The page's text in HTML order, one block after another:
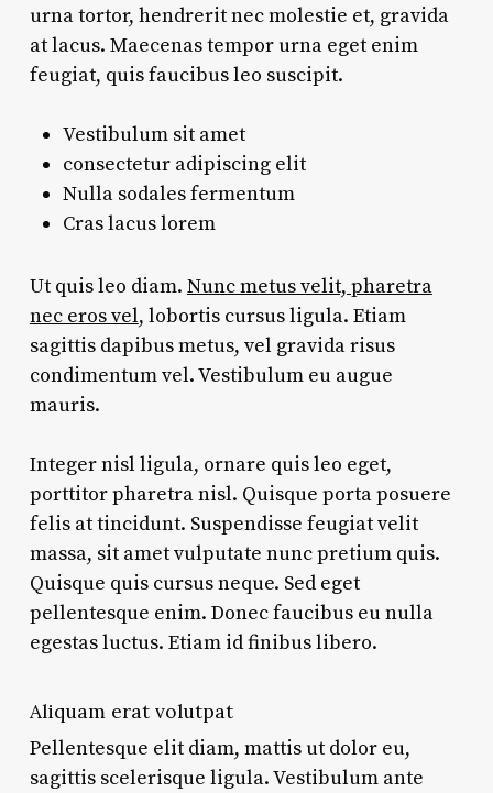
urna tortor, hendrerit nec molestie et, gravida
at lacus. Maecenas tempor urna eget enim
feugiat, quis faucibus leo suscipit.
Vestibulum sit amet
consectetur adipiscing elit
Nulla sodales fermentum
Cras lacus lorem
Ut quis leo diam. Nunc metus velit, pharetra
nec eros vel, lobortis cursus ligula. Etiam
sagittis dapibus metus, vel gravida risus
condimentum vel. Vestibulum eu augue
mauris.
Integer nisl ligula, ornare quis leo eget,
porttitor pharetra nisl. Quisque porta posuere
felis at tincidunt. Suspendisse feugiat velit
massa, sit amet vulputate nunc pretium quis.
Quisque quis cursus neque. Sed eget
pellentesque enim. Donec faucibus eu nulla
egestas luctus. Etiam id finibus libero.
Aliquam erat volutpat
Pellentesque elit diam, mattis ut dolor eu,
sagittis scelerisque ligula. Vestibulum ante